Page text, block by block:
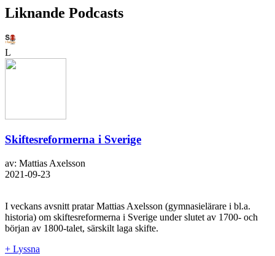
Liknande Podcasts
L
Skiftesreformerna i Sverige
av: Mattias Axelsson
2021-09-23
I veckans avsnitt pratar Mattias Axelsson (gymnasielärare i bl.a.
historia) om skiftesreformerna i Sverige under slutet av 1700- och
början av 1800-talet, särskilt laga skifte.
+ Lyssna